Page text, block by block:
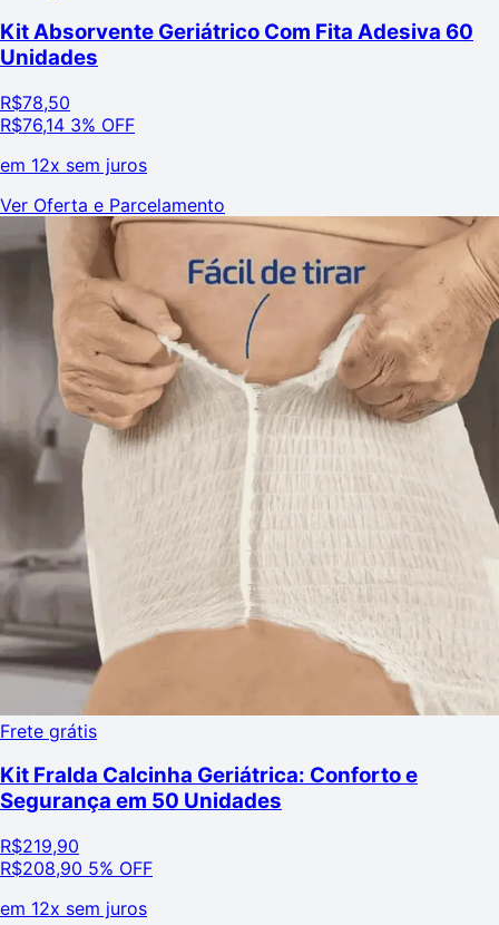
Kit Absorvente Geriátrico Com Fita Adesiva 60
Unidades
R$78,50
R$76,14 3% OFF
em 12x sem juros
Ver Oferta e Parcelamento
Frete grátis
Kit Fralda Calcinha Geriátrica: Conforto e
Segurança em 50 Unidades
R$219,90
R$208,90 5% OFF
em 12x sem juros